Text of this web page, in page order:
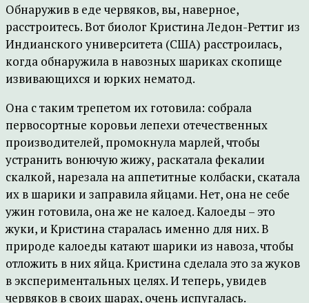
Обнаружив в еде червяков, вы, наверное,
расстроитесь. Вот биолог Кристина Ледон-Реттиг из
Индианского университета (США) расстроилась,
когда обнаружила в навозных шариках скопище
извивающихся и юрких нематод.
Она с таким трепетом их готовила: собрала
первосортные коровьи лепехи отечественных
производителей, промокнула марлей, чтобы
устранить вонючую жижу, раскатала фекалии
скалкой, нарезала на аппетитные колбаски, скатала
их в шарики и заправила яйцами. Нет, она не себе
ужин готовила, она же не калоед. Калоеды – это
жуки, и Кристина старалась именно для них. В
природе калоеды катают шарики из навоза, чтобы
отложить в них яйца. Кристина сделала это за жуков
в экспериментальных целях. И теперь, увидев
червяков в своих шарах, очень испугалась.